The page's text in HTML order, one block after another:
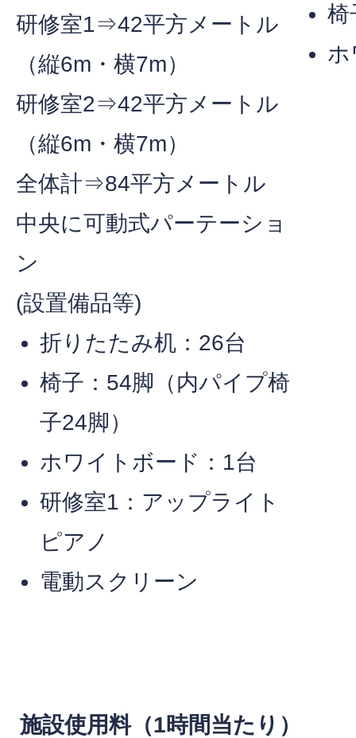
研修室1⇒42平方メートル
（縦6m・横7m）
研修室2⇒42平方メートル
（縦6m・横7m）
全体計⇒84平方メートル
中央に可動式パーテーショ
ン
(設置備品等)
折りたたみ机：26台
椅子：54脚（内パイプ椅
子24脚）
ホワイトボード：1台
研修室1：アップライト
ピアノ
電動スクリーン
椅
ホ
施設使用料（1時間当たり）